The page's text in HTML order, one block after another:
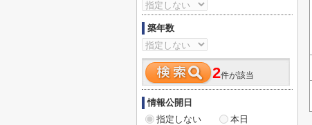
築年数
2件が該当
情報公開日
指定しない
本日